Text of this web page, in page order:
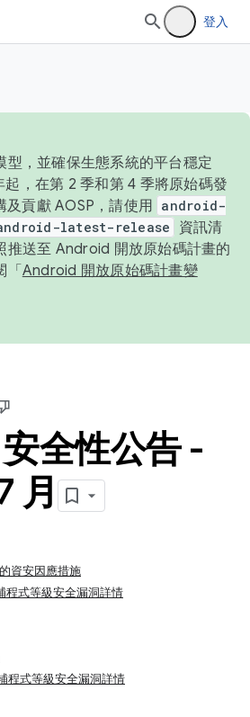
登入
型，並確保生態系統的平台穩定
，在第 2 季和第 4 季將原始碼發
及貢獻 AOSP，請使用 android-
latest-release
資訊清
推送至 Android 開放原始碼計畫的
Android 開放原始碼計畫變
全性公告 -
月
資安因應措施
式等級安全漏洞詳情
式等級安全漏洞詳情